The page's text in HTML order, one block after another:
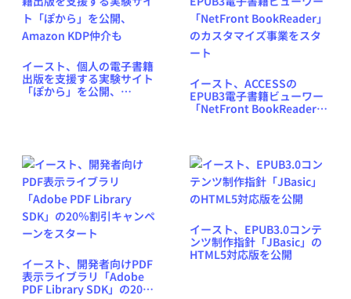
イースト、個人の電子書籍
出版を支援する実験サイト
「ぽから」を公開、
イースト、ACCESSの
EPUB3電子書籍ビューワー
「NetFront BookReader」
イースト、開発者向けPDF
表示ライブラリ「Adobe
PDF Library SDK」の20％
イースト、EPUB3.0コンテ
ンツ制作指針「JBasic」の
HTML5対応版を公開